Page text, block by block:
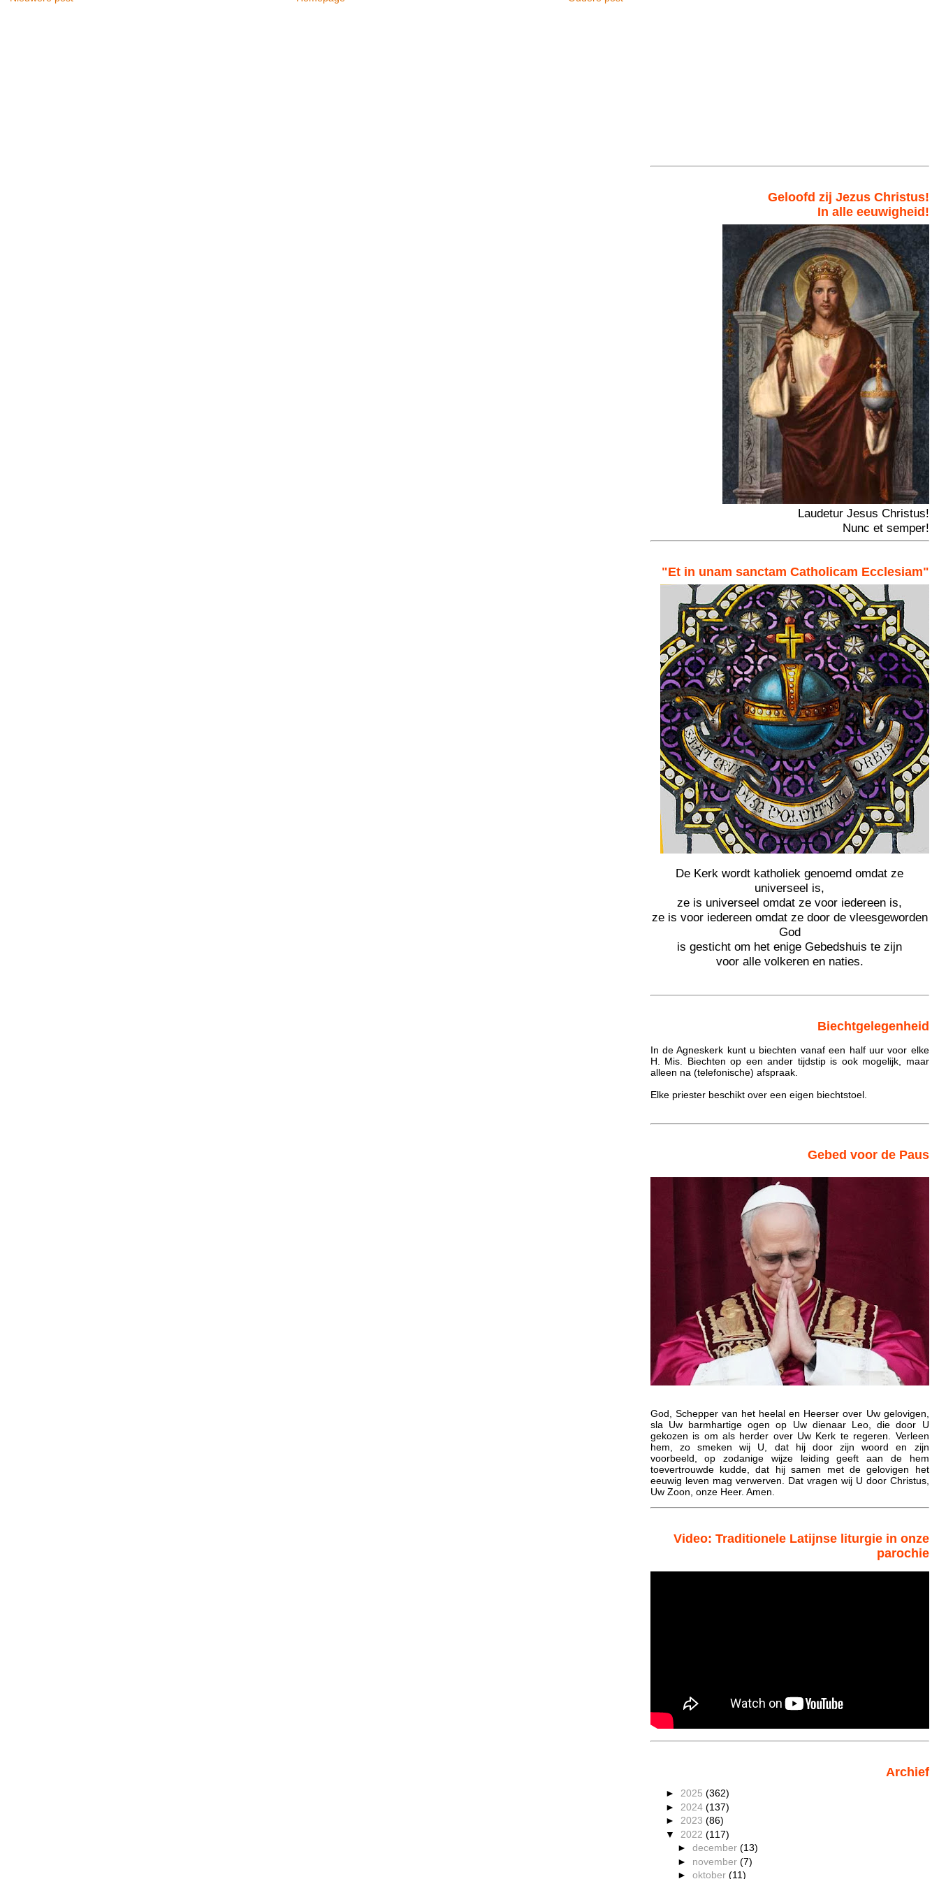
Geloofd zij Jezus Christus!
In alle eeuwigheid!
Laudetur Jesus Christus!
Nunc et semper!
"Et in unam sanctam Catholicam Ecclesiam"
De Kerk wordt katholiek genoemd omdat ze
universeel is,
ze is universeel omdat ze voor iedereen is,
ze is voor iedereen omdat ze door de vleesgeworden
God
is gesticht om het enige Gebedshuis te zijn
voor alle volkeren en naties.
Biechtgelegenheid
In de Agneskerk kunt u biechten vanaf een half uur voor elke
H. Mis. Biechten op een ander tijdstip is ook mogelijk, maar
alleen na (telefonische) afspraak.
Elke priester beschikt over een eigen biechtstoel.
Gebed voor de Paus
God, Schepper van het heelal en Heerser over Uw gelovigen,
sla Uw barmhartige ogen op Uw dienaar Leo, die door U
gekozen is om als herder over Uw Kerk te regeren. Verleen
hem, zo smeken wij U, dat hij door zijn woord en zijn
voorbeeld, op zodanige wijze leiding geeft aan de hem
toevertrouwde kudde, dat hij samen met de gelovigen het
eeuwig leven mag verwerven. Dat vragen wij U door Christus,
Uw Zoon, onze Heer. Amen.
Video: Traditionele Latijnse liturgie in onze
parochie
Archief
► 2025 (362)
► 2024 (137)
► 2023 (86)
▼ 2022 (117)
►december(13)
► november(7)
►oktober(11)